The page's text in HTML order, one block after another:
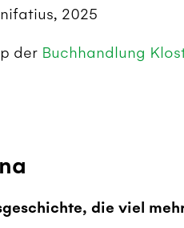
2025
der Buchhandlung
die viel